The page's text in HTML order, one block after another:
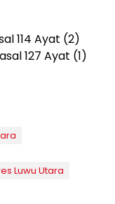
114 Ayat (2)
127 Ayat (1)
Luwu Utara